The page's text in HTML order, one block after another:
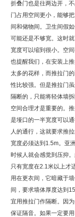
折叠门也是往两边开，
门占用空间更小，能够
间和储物间。卫生间假
可能还是不够宽。这时
宽度可以缩到很小。空
也提醒我们，在安装上
太多的花样，而推拉门
性比较强。但是推拉门
隔断的，只能将轻体墙
空间合理才是重要的。
是垭口的一半宽度可以
人的通行，这就要求推
宽度必须达到1.5m。亚
时候人就会感觉到压抑
只有宽度在2.1米以上才
用在更衣间，它暗藏于
间，要求墙体厚度达到
宜用推拉门作隔断。因
保证隔音。如果一定要